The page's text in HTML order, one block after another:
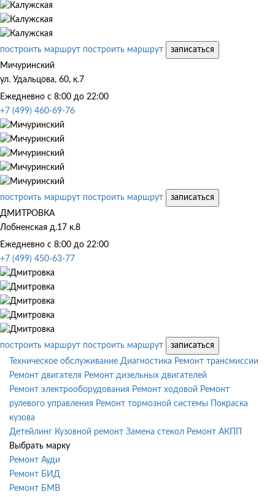
построить маршрут построить маршрут
записаться
Мичуринский
ул. Удальцова, 60, к.7
Ежедневно с 8:00 до 22:00
+7 (499) 460-69-76
построить маршрут построить маршрут
записаться
ДМИТРОВКА
Лобненская д.17 к.8
Ежедневно с 8:00 до 22:00
+7 (499) 450-63-77
построить маршрут построить маршрут
записаться
Техническое обслуживание Диагностика Ремонт трансмиссии
Ремонт двигателя Ремонт дизельных двигателей
Ремонт электрооборудования Ремонт ходовой Ремонт
рулевого управления Ремонт тормозной системы
Покраска
кузова
Детейлинг Кузовной ремонт Замена стекол Ремонт АКПП
Выбрать марку
Ремонт Ауди
Ремонт БИД
Ремонт БМВ